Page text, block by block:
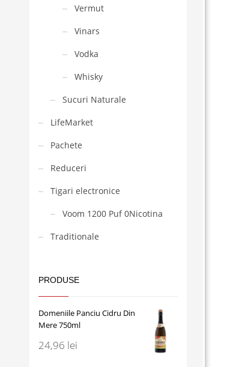
Vermut
Vinars
Vodka
Whisky
Sucuri Naturale
LifeMarket
Pachete
Reduceri
Tigari electronice
Voom 1200 Puf 0Nicotina
Traditionale
PRODUSE
Domeniile Panciu Cidru Din
Mere 750ml
24,96 lei